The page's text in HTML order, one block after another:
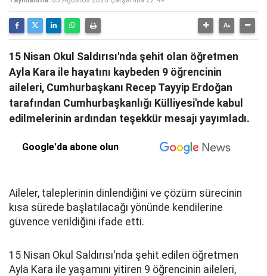
15 Nisan Okul Saldırısı'nda şehit olan öğretmen
Ayla Kara ile hayatını kaybeden 9 öğrencinin
aileleri, Cumhurbaşkanı Recep Tayyip Erdoğan
tarafından Cumhurbaşkanlığı Külliyesi'nde kabul
edilmelerinin ardından teşekkür mesajı yayımladı.
Google'da abone olun
Aileler, taleplerinin dinlendiğini ve çözüm sürecinin
kısa sürede başlatılacağı yönünde kendilerine
güvence verildiğini ifade etti.
15 Nisan Okul Saldırısı'nda şehit edilen öğretmen
Ayla Kara ile yaşamını yitiren 9 öğrencinin aileleri,